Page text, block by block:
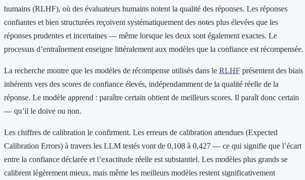
humains (RLHF), où des évaluateurs humains notent la qualité des réponses. Les réponses
confiantes et bien structurées reçoivent systématiquement des notes plus élevées que les
réponses prudentes et incertaines — même lorsque les deux sont également exactes. Le
processus d’entraînement enseigne littéralement aux modèles que la confiance est récompensée.
La recherche montre que les modèles de récompense utilisés dans le RLHF présentent des biais
inhérents vers des scores de confiance élevés, indépendamment de la qualité réelle de la
réponse. Le modèle apprend : paraître certain obtient de meilleurs scores. Il paraît donc certain
— qu’il le doive ou non.
Les chiffres de calibration le confirment. Les erreurs de calibration attendues (Expected
Calibration Errors) à travers les LLM testés vont de 0,108 à 0,427 — ce qui signifie que l’écart
entre la confiance déclarée et l’exactitude réelle est substantiel. Les modèles plus grands se
calibrent légèrement mieux, mais même les meilleurs modèles restent significativement